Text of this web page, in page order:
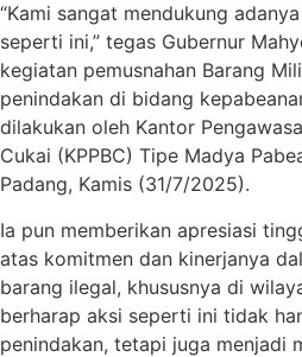
“Kami sangat mendukung
seperti ini,” tegas Gubernur
kegiatan pemusnahan Barang
penindakan di bidang
dilakukan oleh Kantor
Cukai (KPPBC) Tipe Madya
Padang, Kamis (31/7/2025).
Ia pun memberikan apresiasi
atas komitmen dan kinerjanya
barang ilegal, khususnya di
berharap aksi seperti ini tidak
penindakan, tetapi juga menjadi